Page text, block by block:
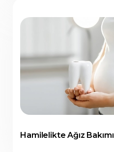
Hamilelikte Ağız Bakımı